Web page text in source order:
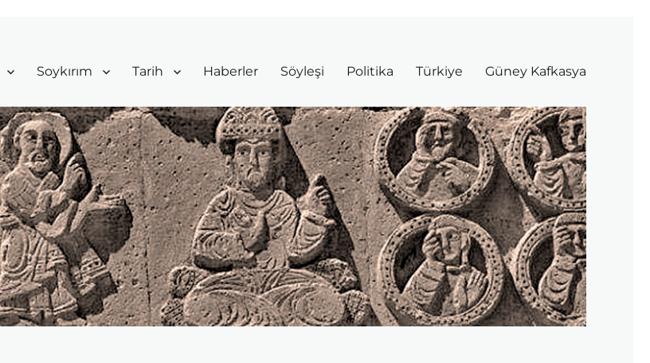
Soykırım Tarih Haberler Söyleşi Politika Türkiye Güney Kafkasya